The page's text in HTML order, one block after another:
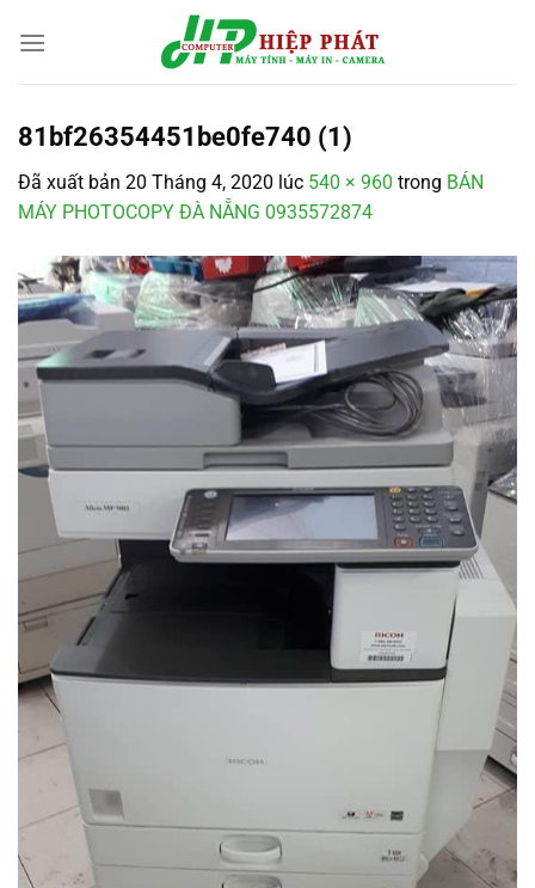
đến
81bf26354451be0fe740 (1)
Đã xuất bản 20 Tháng 4, 2020 lúc 540 × 960 trong BÁN
MÁY PHOTOCOPY ĐÀ NẴNG 0935572874